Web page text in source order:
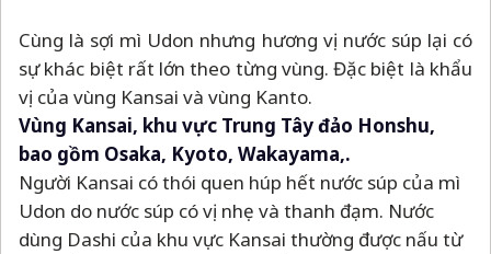
Cùng là sợi mì Udon nhưng hương vị nước súp lại có
sự khác biệt rất lớn theo từng vùng. Đặc biệt là khẩu
vị của vùng Kansai và vùng Kanto.
Vùng Kansai, khu vực Trung Tây đảo Honshu,
bao gồm Osaka, Kyoto, Wakayama,.
Người Kansai có thói quen húp hết nước súp của mì
Udon do nước súp có vị nhẹ và thanh đạm. Nước
dùng Dashi của khu vực Kansai thường được nấu từ